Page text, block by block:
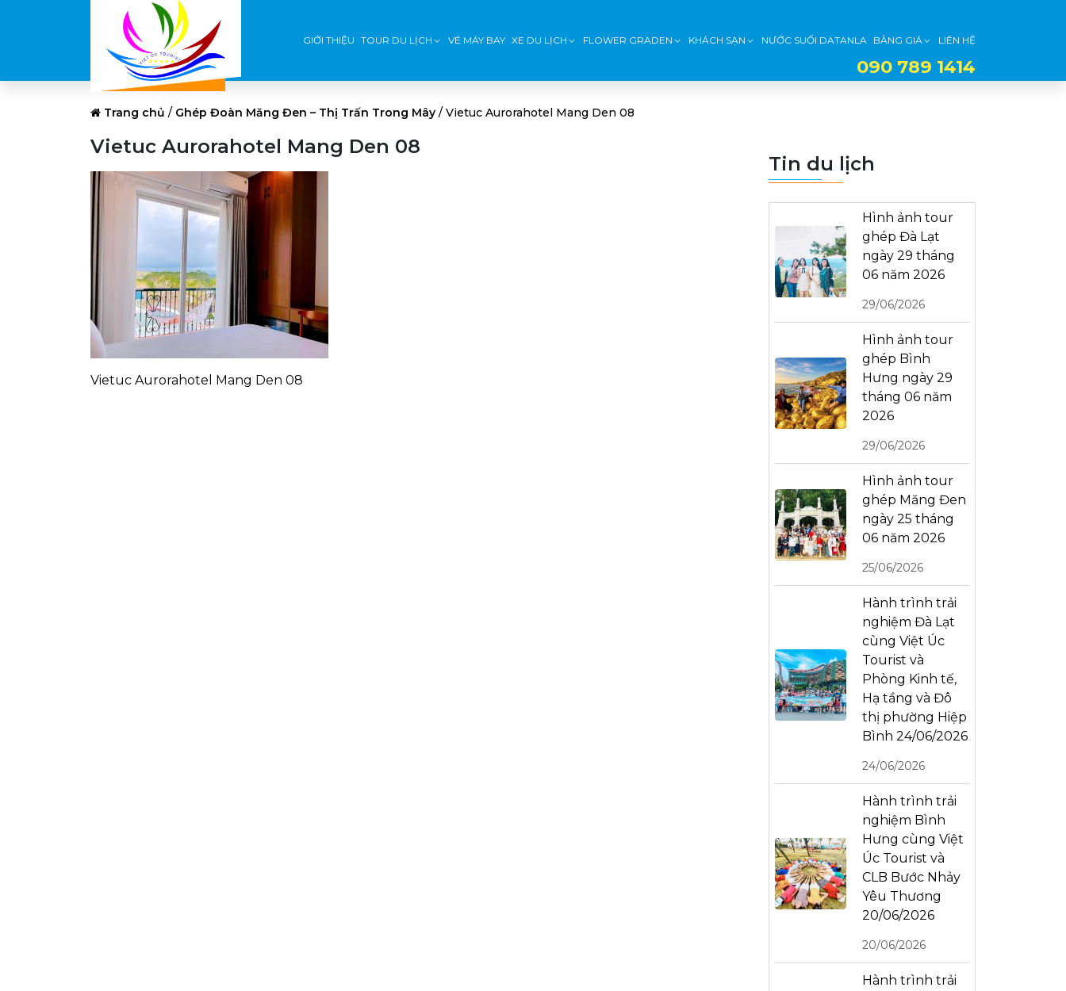
GIỚI THIỆU TOUR DU LỊCH VÉ MÁY BAY XE DU LỊCH FLOWER GRADEN KHÁCH SẠN NƯỚC SUỐI DATANLA BẢNG GIÁ LIÊN HỆ
090 789 1414
Trang chủ / Ghép Đoàn Măng Đen – Thị Trấn Trong Mây / Vietuc Aurorahotel Mang Den 08
Vietuc Aurorahotel Mang Den 08
Vietuc Aurorahotel Mang Den 08
Tin du lịch
Hình ảnh tour
ghép Đà Lạt
ngày 29 tháng
06 năm 2026
29/06/2026
Hình ảnh tour
ghép Bình
Hưng ngày 29
tháng 06 năm
2026
29/06/2026
Hình ảnh tour
ghép Măng Đen
ngày 25 tháng
06 năm 2026
25/06/2026
Hành trình trải
nghiệm Đà Lạt
cùng Việt Úc
Tourist và
Phòng Kinh tế,
Hạ tầng và Đô
thị phường Hiệp
Bình 24/06/2026
24/06/2026
Hành trình trải
nghiệm Bình
Hưng cùng Việt
Úc Tourist và
CLB Bước Nhảy
Yêu Thương
20/06/2026
20/06/2026
Hành trình trải